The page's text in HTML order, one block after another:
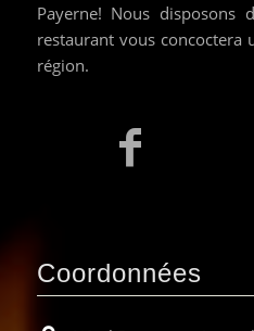
Payerne! Nous
restaurant vous concoctera
région.
Coordonnées